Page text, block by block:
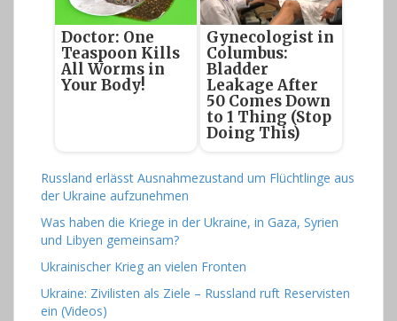
Doctor: One
Teaspoon Kills
All Worms in
Your Body!
Gynecologist in
Columbus:
Bladder
Leakage After
50 Comes Down
to 1 Thing (Stop
Doing This)
Russland erlässt Ausnahmezustand um Flüchtlinge aus
der Ukraine aufzunehmen
Was haben die Kriege in der Ukraine, in Gaza, Syrien
und Libyen gemeinsam?
Ukrainischer Krieg an vielen Fronten
Ukraine: Zivilisten als Ziele – Russland ruft Reservisten
ein (Videos)